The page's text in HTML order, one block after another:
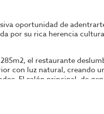
oportunidad de
por su rica herencia
el restaurante
con luz natural, creando
El salón principal, de
su cocina